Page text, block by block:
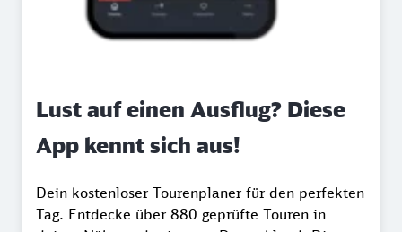
Lust auf einen Ausflug? Diese
App kennt sich aus!
Dein kostenloser Tourenplaner für den perfekten
Tag. Entdecke über 880 geprüfte Touren in